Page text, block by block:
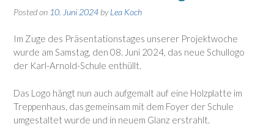
Posted on 10. Juni 2024 byLea Koch
Im Zuge des Präsentationstages unserer Projektwoche
wurde am Samstag, den 08. Juni 2024, das neue Schullogo
der Karl-Arnold-Schule enthüllt.
Das Logo hängt nun auch aufgemalt auf eine Holzplatte im
Treppenhaus, das gemeinsam mit dem Foyer der Schule
umgestaltet wurde und in neuem Glanz erstrahlt.